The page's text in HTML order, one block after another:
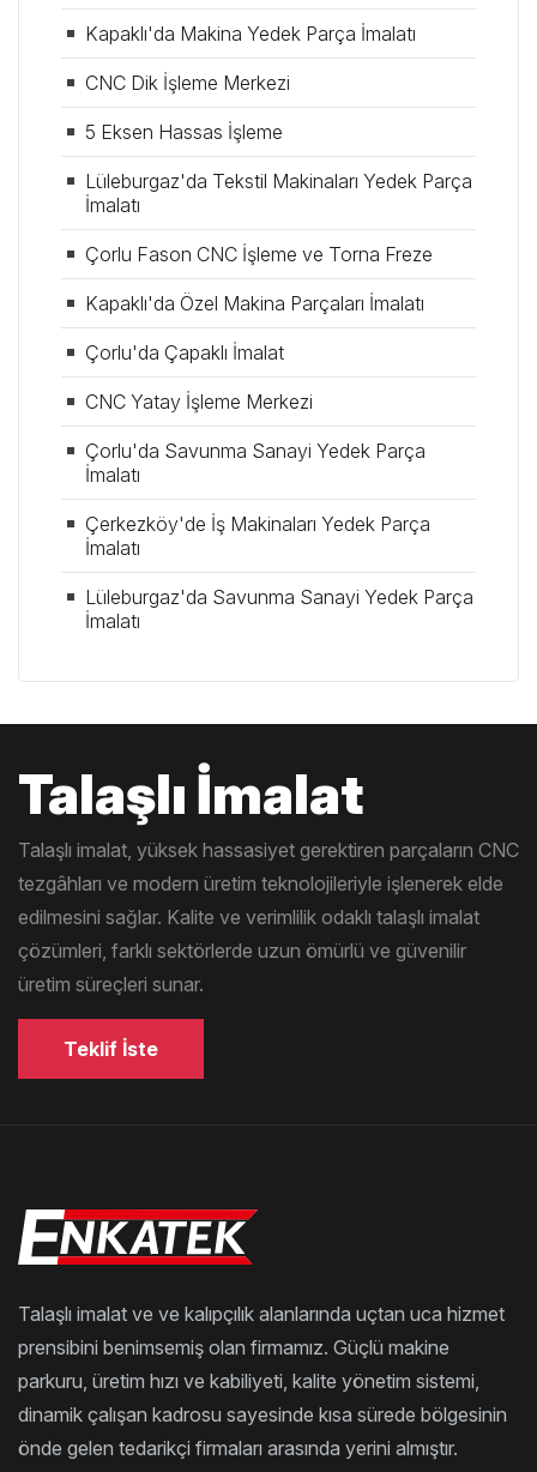
Kapaklı'da Makina Yedek Parça İmalatı
CNC Dik İşleme Merkezi
5 Eksen Hassas İşleme
Lüleburgaz'da Tekstil Makinaları Yedek Parça
İmalatı
Çorlu Fason CNC İşleme ve Torna Freze
Kapaklı'da Özel Makina Parçaları İmalatı
Çorlu'da Çapaklı İmalat
CNC Yatay İşleme Merkezi
Çorlu'da Savunma Sanayi Yedek Parça
İmalatı
Çerkezköy'de İş Makinaları Yedek Parça
İmalatı
Lüleburgaz'da Savunma Sanayi Yedek Parça
İmalatı
Talaşlı İmalat
Talaşlı imalat, yüksek hassasiyet gerektiren parçaların CNC
tezgâhları ve modern üretim teknolojileriyle işlenerek elde
edilmesini sağlar. Kalite ve verimlilik odaklı talaşlı imalat
çözümleri, farklı sektörlerde uzun ömürlü ve güvenilir
üretim süreçleri sunar.
Teklif İste
Talaşlı imalat ve ve kalıpçılık alanlarında uçtan uca hizmet
prensibini benimsemiş olan firmamız. Güçlü makine
parkuru, üretim hızı ve kabiliyeti, kalite yönetim sistemi,
dinamik çalışan kadrosu sayesinde kısa sürede bölgesinin
önde gelen tedarikçi firmaları arasında yerini almıştır.